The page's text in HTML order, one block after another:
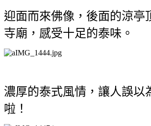
迎面而來佛像，後面的涼亭
寺廟，感受十足的泰味。
濃厚的泰式風情，讓人誤以
啦！